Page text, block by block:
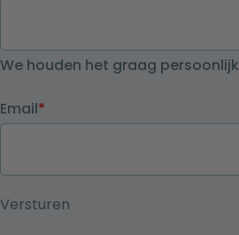
We houden het graag persoonlijk
Email*